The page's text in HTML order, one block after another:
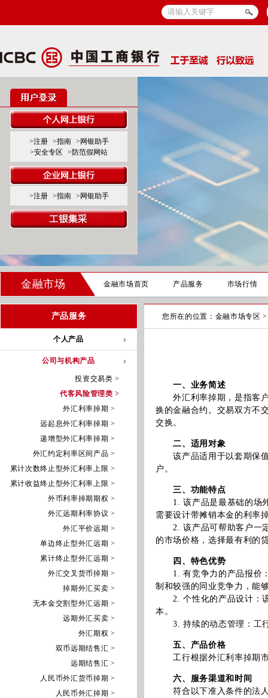
>注册 >指南
>网银助手
>安全专区
>防范假网站
>注册 >指南 >网银助手
金融市场 金融市场首页 产品服务 市场行情
产品服务
个人产品
公司与机构产品
投资交易类 >
代客风险管理类 >
外汇利率掉期 >
远起息外汇利率掉期 >
递增型外汇利率掉期 >
外汇约定利率区间产品 >
累计次数终止型外汇利率上限 >
累计收益终止型外汇利率上限 >
外币利率掉期期权 >
外汇远期利率协议 >
外汇平价远期 >
单边终止型外汇远期 >
累计终止型外汇远期 >
外汇交叉货币掉期 >
掉期外汇买卖 >
无本金交割型外汇远期 >
远期外汇买卖 >
外汇期权 >
双币远期结售汇 >
远期结售汇 >
人民币外汇货币掉期 >
人民币外汇掉期 >
您所在的位置： 金融市场专区
一、业务简述
外汇利率掉期，是指客户
换的金融合约。交易双方不
交换。
二、适用对象
该产品适用于以套期保值
户。
三、功能特点
1. 该产品是最基础的场外
需要设计带摊销本金的利率
2. 该产品可帮助客户一定
的市场价格，选择最有利的
四、特色优势
1. 有竞争力的产品报价：
制和较强的同业竞争力，能
2. 个性化的产品设计：该
本。
3. 持续的动态管理：工行
五、产品价格
工行根据外汇利率掉期市
六、服务渠道和时间
符合以下准入条件的法人